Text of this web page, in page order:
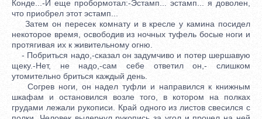
Конде...-И еще пробормотал:-Эстамп... эстамп... я доволен,
что приобрел этот эстамп...
Затем он пересек комнату и в кресле у камина посидел
некоторое время, освободив из ночных туфель босые ноги и
протягивая их к живительному огню.
- Побриться надо,-сказал он задумчиво и потер шершавую
щеку.-Нет, не надо,-сам себе ответил он,- слишком
утомительно бриться каждый день.
Согрев ноги, он надел туфли и направился к книжным
шкафам и остановился возле того, в котором на полках
грудами лежали рукописи. Край одного из листов свесился с